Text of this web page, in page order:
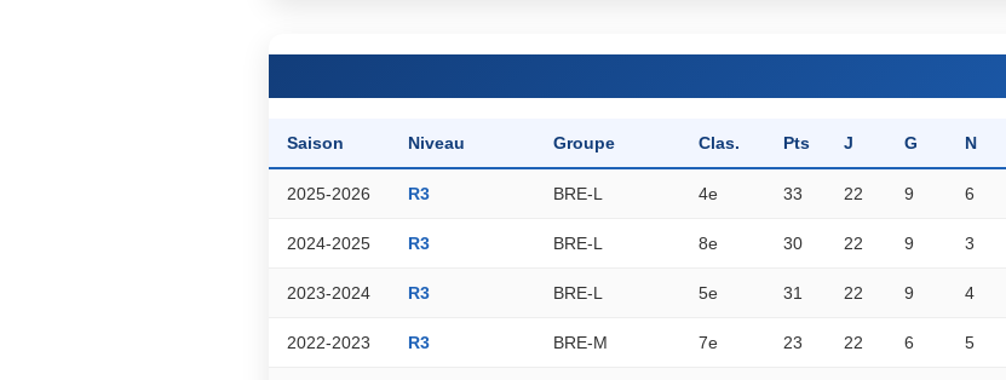
Saison Niveau Groupe Clas. Pts J G N
2025-2026 R3 BRE-L 4e 33 22 9 6
2024-2025 R3 BRE-L 8e 30 22 9 3
2023-2024 R3 BRE-L 5e 31 22 9 4
2022-2023 R3 BRE-M 7e 23 22 6 5